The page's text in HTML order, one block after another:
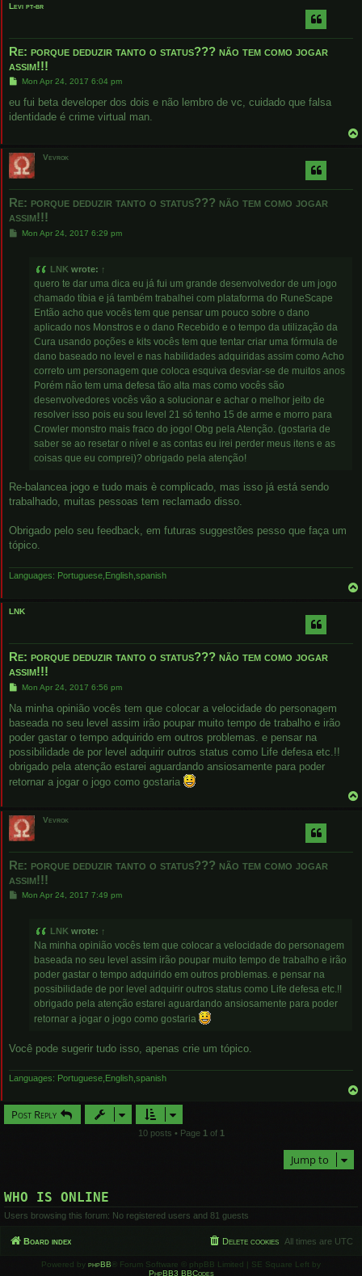
Levi pt-br
Re: porque deduzir tanto o status??? não tem como jogar
assim!!!
P
s
Mon Apr 24, 2017 6:04 pm
eu fui beta developer dos dois e não lembro de vc, cuidado que falsa
identidade é crime virtual man.
Vevrok
Re: porque deduzir tanto o status??? não tem como jogar
assim!!!
PMon Apr 24, 2017 6:29 pm
LNK wrote: ↑
quero te dar uma dica eu já fui um grande desenvolvedor de um jogo
chamado tíbia e já também trabalhei com plataforma do RuneScape
Então acho que vocês tem que pensar um pouco sobre o dano
aplicado nos Monstros e o dano Recebido e o tempo da utilização da
Cura usando poções e kits vocês tem que tentar criar uma fórmula de
dano baseado no level e nas habilidades adquiridas assim como Acho
correto um personagem que coloca esquiva desviar-se de muitos anos
Porém não tem uma defesa tão alta mas como vocês são
desenvolvedores vocês vão a solucionar e achar o melhor jeito de
resolver isso pois eu sou level 21 só tenho 15 de arme e morro para
Crowler monstro mais fraco do jogo! Obg pela Atenção. (gostaria de
saber se ao resetar o nível e as contas eu irei perder meus itens e as
coisas que eu comprei)? obrigado pela atenção!
Re-balancea jogo e tudo mais è complicado, mas isso já está sendo
trabalhado, muitas pessoas tem reclamado disso.
Obrigado pelo seu feedback, em futuras suggestões pesso que faça um
tópico.
Languages: Portuguese,English,spanish
LNK
Re: porque deduzir tanto o status??? não tem como jogar
assim!!!
P
s
Mon Apr 24, 2017 6:56 pm
Na minha opinião vocês tem que colocar a velocidade do personagem
baseada no seu level assim irão poupar muito tempo de trabalho e irão
poder gastar o tempo adquirido em outros problemas. e pensar na
possibilidade de por level adquirir outros status como Life defesa etc.!!
obrigado pela atenção estarei aguardando ansiosamente para poder
retornar a jogar o jogo como gostaria
Vevrok
Re: porque deduzir tanto o status??? não tem como jogar
assim!!!
PMon Apr 24, 2017 7:49 pm
LNK wrote: ↑
Na minha opinião vocês tem que colocar a velocidade do personagem
baseada no seu level assim irão poupar muito tempo de trabalho e irão
poder gastar o tempo adquirido em outros problemas. e pensar na
possibilidade de por level adquirir outros status como Life defesa etc.!!
obrigado pela atenção estarei aguardando ansiosamente para poder
retornar a jogar o jogo como gostaria
Você pode sugerir tudo isso, apenas crie um tópico.
Languages: Portuguese,English,spanish
Post Reply
10 posts • Page 1of 1
Jump to
WHO IS ONLINE
Users browsing this forum: No registered users and 81 guests
Board index All times are UTC
Delete cookies
Powered by phpBB ® Forum Software © phpBB Limited | SE Square Left by
PhpBB3 BBCodes